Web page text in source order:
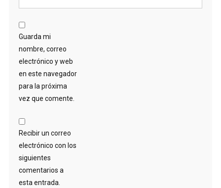
Guarda mi
nombre, correo
electrónico y web
en este navegador
para la próxima
vez que comente.
Recibir un correo
electrónico con los
siguientes
comentarios a
esta entrada.